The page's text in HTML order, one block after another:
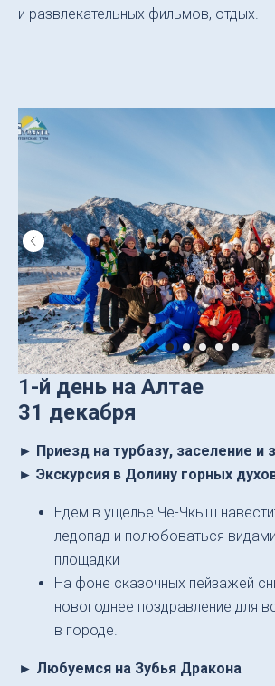
и развлекательных фильмов, отдых.
1-й день на Алтае
31 декабря
► Приезд на турбазу, заселение и
► Экскурсия в Долину горных
Едем в ущелье Че-Чкыш
ледопад и полюбоваться
площадки
На фоне сказочных пейзажей
новогоднее поздравление для
в городе.
► Любуемся на Зубья Дракона